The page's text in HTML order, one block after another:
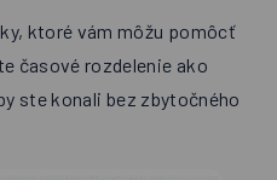
ktoré vám môžu pomôcť
časové rozdelenie ako
ste konali bez zbytočného